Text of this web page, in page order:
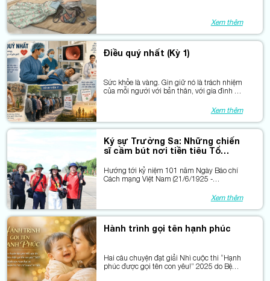
Xem thêm
Điều quý nhất (Kỳ 1)
Sức khỏe là vàng. Gìn giữ nó là trách nhiệm
của mỗi người với bản thân, với gia đình và
thầy thuốc đã tận tụy chăm sóc sức khỏe
Xem thêm
Ký sự Trường Sa: Những chiến
sĩ cầm bút nơi tiền tiêu Tổ
Hướng tới kỷ niệm 101 năm Ngày Báo chí
Cách mạng Việt Nam (21/6/1925 -
số 14 đến với quân và dân quần đảo
Trường Sa, Nhà giàn DK1 không chỉ giúp
tôi cảm nhận vẻ đẹp kiên cường của người
khơi, mà còn giúp tôi thấu hiểu những nhà
Việt Nam, góp phần bảo vệ chủ quyền bằng
sức mạnh của thông tin, sự thật và tình yêu
Tổ quốc.
Xem thêm
Hành trình gọi tên hạnh phúc
Hai câu chuyện đạt giải Nhì cuộc thi “Hạnh
phúc được gọi tên con yêu!” 2025 do Bệnh